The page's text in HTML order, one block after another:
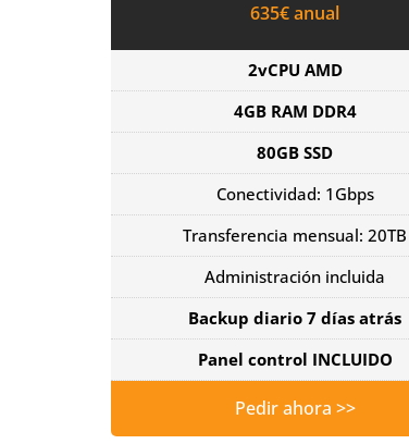
635€ anual
2vCPU AMD
4GB RAM DDR4
80GB SSD
Conectividad: 1Gbps
Transferencia mensual: 20TB
Administración incluida
Backup diario 7 días atrás
Panel control INCLUIDO
Pedir ahora >>